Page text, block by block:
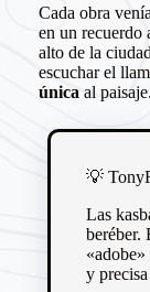
Cada obra
en un recuerdo
alto de la
escuchar el
única al paisaje.
💡
Las
beréber.
y